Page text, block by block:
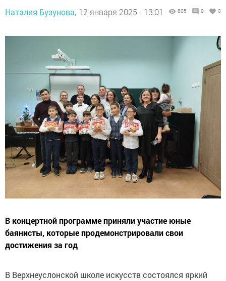
Наталия Бузунова, 12 января 2025 - 13:01 805 0 0
В концертной программе приняли участие юные
баянисты, которые продемонстрировали свои
достижения за год
В Верхнеуслонской школе искусств состоялся яркий